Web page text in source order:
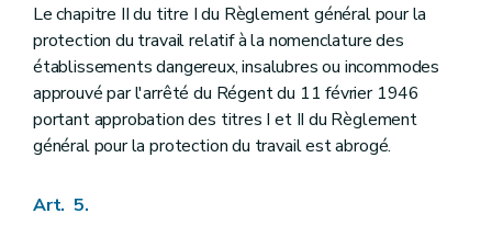
Le chapitre II du titre I du Règlement général pour la
protection du travail relatif à la nomenclature des
établissements dangereux, insalubres ou incommodes
approuvé par l'arrêté du Régent du 11 février 1946
portant approbation des titres I et II du Règlement
général pour la protection du travail est abrogé.
Art. 5.